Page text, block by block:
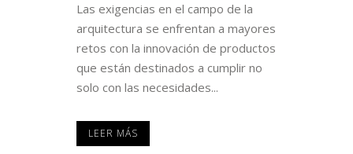
Las exigencias en el campo de la
arquitectura se enfrentan a mayores
retos con la innovación de productos
que están destinados a cumplir no
solo con las necesidades...
LEER MÁS